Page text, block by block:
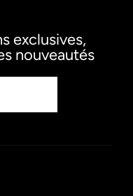
exclusives,
nouveautés